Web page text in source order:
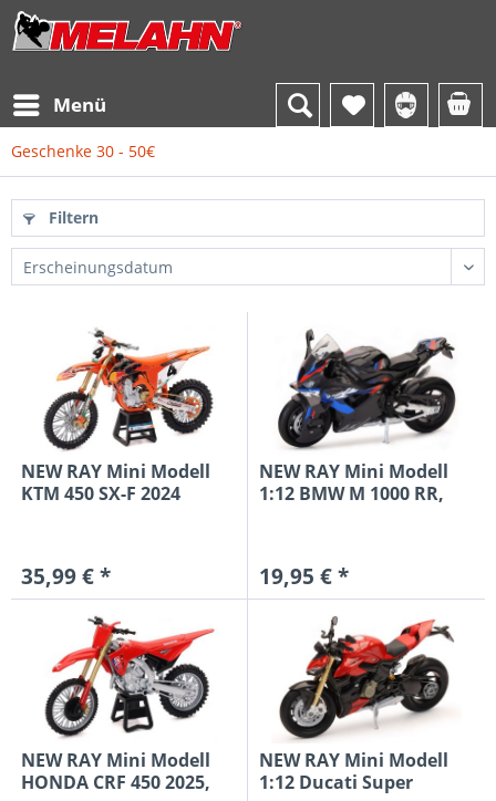
Menü
Geschenke 30 - 50€
Filtern
NEW RAY Mini Modell
KTM 450 SX-F 2024
35,99 € *
NEW RAY Mini Modell
1:12 BMW M 1000 RR,
19,95 € *
NEW RAY Mini Modell
HONDA CRF 450 2025,
NEW RAY Mini Modell
1:12 Ducati Super